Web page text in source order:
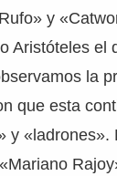
y
Aristóteles el
la
que esta
y «ladrones».